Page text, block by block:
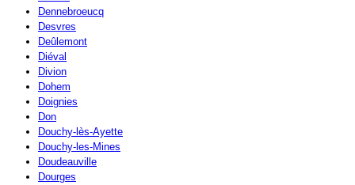
Dennebroeucq
Desvres
Deûlemont
Diéval
Divion
Dohem
Doignies
Don
Douchy-lès-Ayette
Douchy-les-Mines
Doudeauville
Dourges